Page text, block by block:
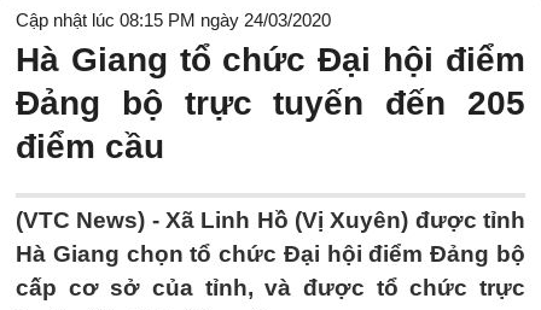
Cập nhật lúc 08:15 PM ngày 24/03/2020
Hà Giang tổ chức Đại hội điểm
Đảng bộ trực tuyến đến 205
điểm cầu
(VTC News) - Xã Linh Hồ (Vị Xuyên) được tỉnh
Hà Giang chọn tổ chức Đại hội điểm Đảng bộ
cấp cơ sở của tỉnh, và được tổ chức trực